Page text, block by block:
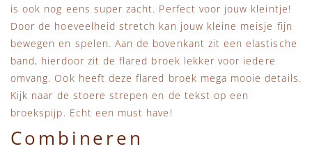
Tiny Cottons
is ook nog eens super zacht. Perfect voor jouw kleintje!
Door de hoeveelheid stretch kan jouw kleine meisje fijn
bewegen en spelen. Aan de bovenkant zit een elastische
band, hierdoor zit de flared broek lekker voor iedere
omvang. Ook heeft deze flared broek mega mooie details.
Kijk naar de stoere strepen en de tekst op een
broekspijp. Echt een must have!
Combineren